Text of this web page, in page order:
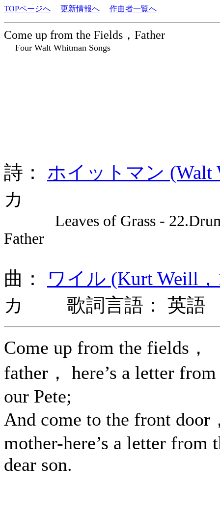
TOPページへ 更新情報へ 作曲者一覧へ
Come up from the Fields，Father
Four Walt Whitman Songs
詩： ホイットマン (Walt
カ
Leaves of Grass -
Father
曲：
ワイル (Kurt Weill
カ 歌詞言語： 英語
Come up from the fields，
father， here’s a letter from
our Pete;
And come to the front door
mother-here’s a letter from
dear son.